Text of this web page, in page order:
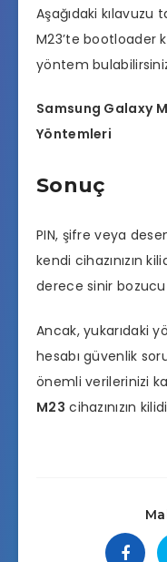
Aşağıdaki kılavuzu
M23’te bootloader
yöntem
Samsung Galaxy
Yöntemleri
Sonuç
PIN, şifre veya
kendi cihazınızın
derece sinir bozucu
Ancak, yukarıdaki
hesabı güvenlik
önemli verilerinizi
M23 cihazınızın